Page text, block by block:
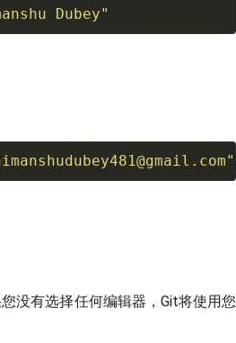
Dubey"
没有选择任何编辑器，Git将使用您